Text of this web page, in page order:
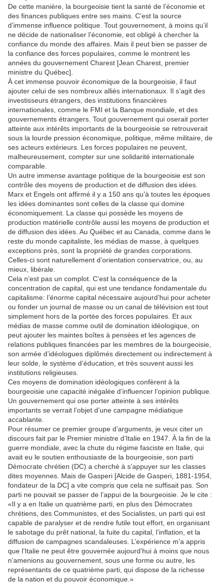
De cette manière, la bourgeoisie tient la santé de l’économie et
des finances publiques entre ses mains. C’est la source
d’immense influence politique. Tout gouvernement, à moins qu’il
ne décide de nationaliser l’économie, est obligé à chercher la
confiance du monde des affaires. Mais il peut bien se passer de
la confiance des forces populaires, comme le montrent les
années du gouvernement Charest [Jean Charest, premier
ministre du Québec].
À cet immense pouvoir économique de la bourgeoisie, il faut
ajouter celui de ses nombreux alliés internationaux. Il s’agit des
investisseurs étrangers, des institutions financières
internationales, comme le FMI et la Banque mondiale, et des
gouvernements étrangers. Tout gouvernement qui oserait porter
atteinte aux intérêts importants de la bourgeoisie se retrouverait
sous la lourde pression économique, politique, même militaire, de
ses acteurs extérieurs. Les forces populaires ne peuvent,
malheureusement, compter sur une solidarité internationale
comparable.
Un autre immense avantage politique de la bourgeoisie est son
contrôle des moyens de production et de diffusion des idées.
Marx et Engels ont affirmé il y a 150 ans qu’à toutes les époques
les idées dominantes sont celles de la classe qui domine
économiquement. La classe qui possède les moyens de
production matérielle contrôle aussi les moyens de production et
de diffusion des idées. Au Québec et au Canada, comme dans le
reste du monde capitaliste, les médias de masse, à quelques
exceptions près, sont la propriété de grandes corporations.
Celles-ci sont naturellement d’orientation conservatrice, ou, au
mieux, libérale.
Cela n’est pas un complot. C’est la conséquence de la
concentration de capital, qui est une tendance fondamentale du
capitalisme: l’énorme capital nécessaire aujourd’hui pour acheter
ou fonder un journal de masse ou un canal de télévision est tout
simplement hors de la portée des forces populaires. Et aux
médias de masse comme outil de domination idéologique, on
peut ajouter les maintes boîtes à pensées et les agences de
relations publiques financées par les membres de la bourgeoisie,
son armée d’idéologues diplômés directement ou indirectement à
leur solde, le système d’éducation, et très souvent aussi les
institutions religieuses.
Ces moyens de domination idéologiques confèrent à la
bourgeoisie une capacité inégalée d’influencer l’opinion publique.
Un gouvernement qui ose porter atteinte à ses intérêts
importants se verrait l’objet d’une campagne médiatique
accablante.
Pour résumer ce premier groupe d’arguments, je veux citer un
discours fait par le Premier ministre d’Italie en 1947. À la fin de la
guerre mondiale, avec la chute du régime fasciste en Italie, qui
avait eu le soutien enthousiaste de la bourgeoisie, son parti
Démocrate chrétien (DC) a cherché à s’appuyer sur les classes
dites moyennes. Mais de Gasperi [Alcide de Gasperi, 1881-1954,
fondateur de la DC] a vite compris que cela ne suffisait pas. Son
parti ne pouvait se passer de l’appui de la bourgeoisie. Je le cite :
«Il y a en Italie un quatrième parti, en plus des Démocrates
chrétiens, des Communistes, et des Socialistes, un parti qui est
capable de paralyser et de rendre futile tout effort, en organisant
le sabotage du prêt national, la fuite du capital, l’inflation, et la
diffusion de campagnes scandaleuses. L’expérience m’a appris
que l’Italie ne peut être gouvernée aujourd’hui à moins que nous
n’amenions au gouvernement, sous une forme ou autre, les
représentants de ce quatrième parti, qui dispose de la richesse
de la nation et du pouvoir économique.»